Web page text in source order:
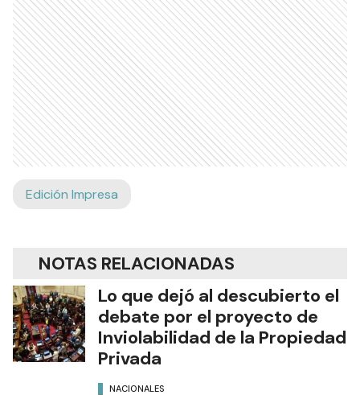
Edición Impresa
NOTAS RELACIONADAS
Lo que dejó al descubierto el
debate por el proyecto de
Inviolabilidad de la Propiedad
Privada
NACIONALES